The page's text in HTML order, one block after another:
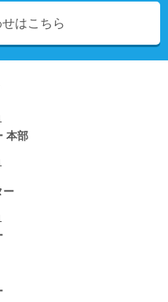
はこちら
本部
ー